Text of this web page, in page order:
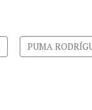
PUMA